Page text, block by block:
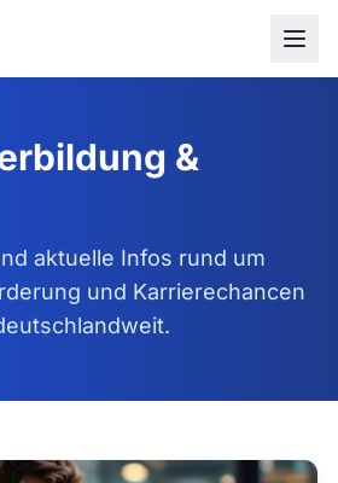
&
aktuelle Infos rund um
und Karrierechancen